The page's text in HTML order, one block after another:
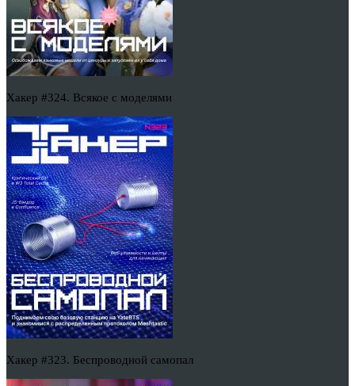
Хакер #324. Всякое с моделями
Хакер #323. Беспроводной самопал